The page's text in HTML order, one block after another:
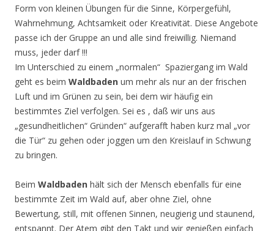
Form von kleinen Übungen für die Sinne, Körpergefühl,
Wahrnehmung, Achtsamkeit oder Kreativität. Diese Angebote
passe ich der Gruppe an und alle sind freiwillig. Niemand
muss, jeder darf !!!
Im Unterschied zu einem „normalen“ Spaziergang im Wald
geht es beim Waldbaden um mehr als nur an der frischen
Luft und im Grünen zu sein, bei dem wir häufig ein
bestimmtes Ziel verfolgen. Sei es , daß wir uns aus
„gesundheitlichen“ Gründen“ aufgerafft haben kurz mal „vor
die Tür“ zu gehen oder joggen um den Kreislauf in Schwung
zu bringen.
Beim Waldbaden hält sich der Mensch ebenfalls für eine
bestimmte Zeit im Wald auf, aber ohne Ziel, ohne
Bewertung, still, mit offenen Sinnen, neugierig und staunend,
entspannt. Der Atem gibt den Takt und wir genießen einfach